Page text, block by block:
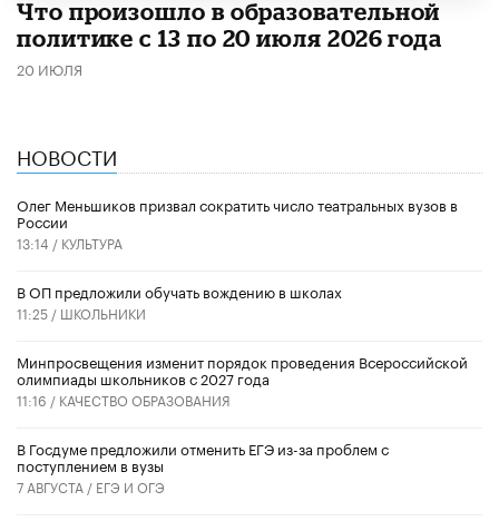
Что произошло в образовательной
политике с 13 по 20 июля 2026 года
20 ИЮЛЯ
НОВОСТИ
Олег Меньшиков призвал сократить число театральных вузов в
России
13:14 / КУЛЬТУРА
В ОП предложили обучать вождению в школах
11:25 / ШКОЛЬНИКИ
Минпросвещения изменит порядок проведения Всероссийской
олимпиады школьников с 2027 года
11:16 / КАЧЕСТВО ОБРАЗОВАНИЯ
В Госдуме предложили отменить ЕГЭ из-за проблем с
поступлением в вузы
7 АВГУСТА / ЕГЭ И ОГЭ